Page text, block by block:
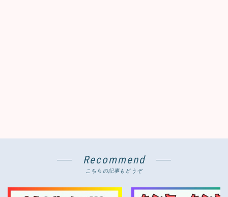
Recommend
こちらの記事もどうぞ